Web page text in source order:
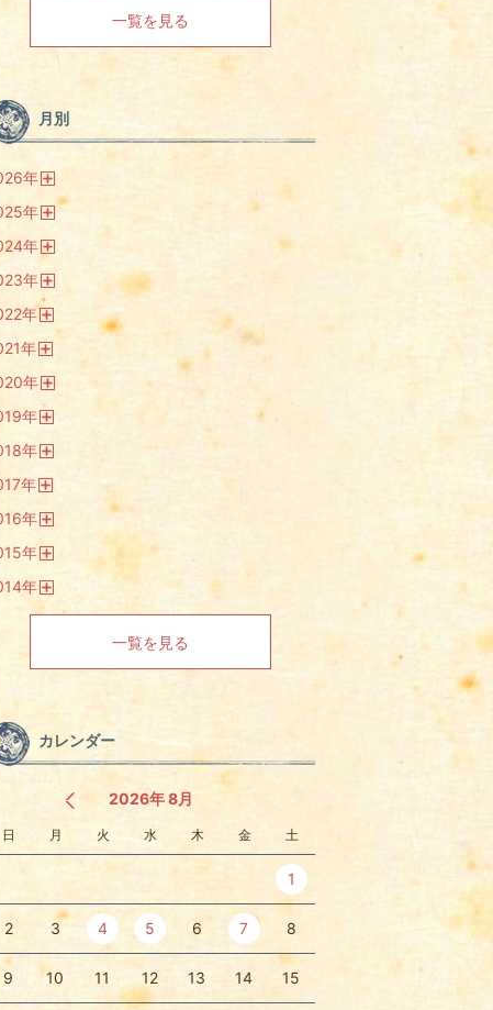
一覧を見る
月別
年
開
年
年
く
年
開
年
開
年
開
く
年
年
年
年
く
年
年
開
年
一覧を見る
カレンダー
2026年 8月
日 月 火 水 木 金 土
1
2 3 4 5 6 7 8
9 10 11 12 13 14 15